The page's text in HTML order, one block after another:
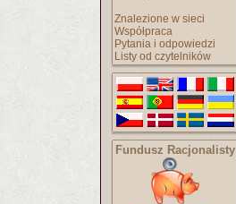
Znalezione w sieci
Współpraca
Pytania i odpowiedzi
Listy od czytelników
Fundusz Racjonalisty